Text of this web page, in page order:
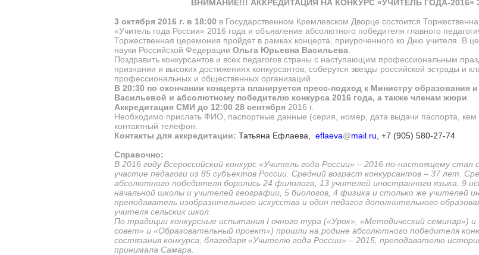
ВНИМАНИЕ!!! АККРЕДИТАЦИЯ НА КОНКУРС «УЧИТЕЛЬ ГОДА-2016»
3 октября 2016 г. в 18:00 в Государственном Кремлевском Дворце состоится
«Учитель года России» 2016 года и объявление абсолютного победителя главного
Торжественная церемония пройдет в рамках концерта, приуроченного ко Дню учителя. В
науки Российской Федерации Ольга Юрьевна Васильева
Поздравить конкурсантов и всех педагогов страны с наступающим профессиональным
признании и высоких достижениях конкурсантов, соберутся звезды российской эстрады и
профессиональных и общественных организаций.
В 20:30 по окончании концерта планируется пресс-подход к Министру
Васильевой и абсолютному победителю конкурса 2016 года, а также членам жюри
Аккредитация СМИ до 12:00 28 сентября 2016 г.
Необходимо прислать ФИО, паспортные данные (серия, номер, дата выдачи паспорта,
контактный телефон.
Контакты для аккредитации: Татьяна Ефлаева, eflaeva@mail ru , +7 (905) 580-27-74
Справочно:
В 2016 году Всероссийский конкурс «Учитель года России» – 2016 по-настоящему
участие педагоги из 85 субъектов России. Средний возраст конкурсантов – 37 лет.
абсолютного победителя боролись 24 филолога, 13 учителей иностранного языка, 9
начальной школы и учителей географии, 5 биологов, 4 физика и столько же учителей
преподаватель изобразительного искусства и один педагог дополнительного
учителя сельских школ.
По традиции конкурсные испытания I очного тура («Урок», «Методический семинар»)
совет» и «Образовательный проект») прошли на родине абсолютного победителя
состязания конкурса, благодаря «Учителю года России» – 2015, преподавателю
принимала Самара.